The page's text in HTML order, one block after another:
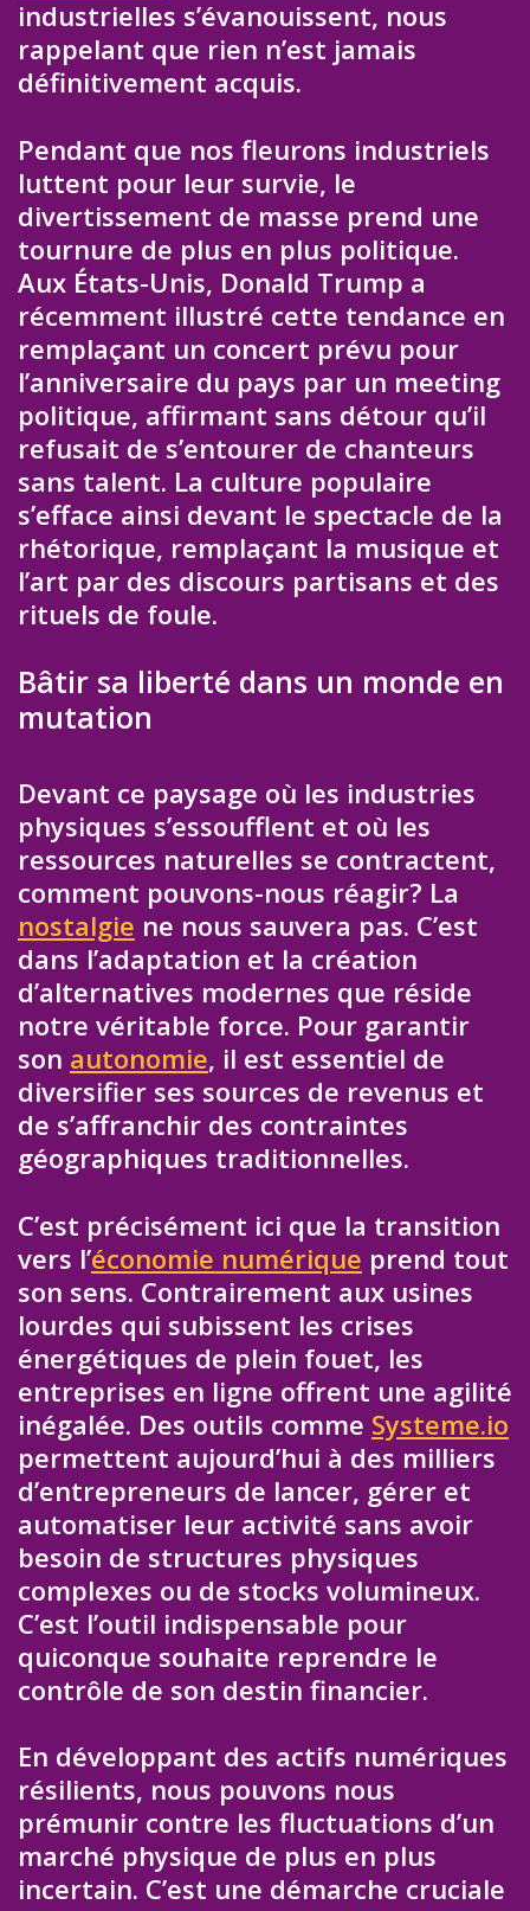
industrielles s’évanouissent, nous
rappelant que rien n’est jamais
définitivement acquis.
Pendant que nos fleurons industriels
luttent pour leur survie, le
divertissement de masse prend une
tournure de plus en plus politique.
Aux États-Unis, Donald Trump a
récemment illustré cette tendance en
remplaçant un concert prévu pour
l’anniversaire du pays par un meeting
politique, affirmant sans détour qu’il
refusait de s’entourer de chanteurs
sans talent. La culture populaire
s’efface ainsi devant le spectacle de la
rhétorique, remplaçant la musique et
l’art par des discours partisans et des
rituels de foule.
Bâtir sa liberté dans un monde en
mutation
Devant ce paysage où les industries
physiques s’essoufflent et où les
ressources naturelles se contractent,
comment pouvons-nous réagir? La
nostalgie ne nous sauvera pas. C’est
dans l’adaptation et la création
d’alternatives modernes que réside
notre véritable force. Pour garantir
son autonomie, il est essentiel de
diversifier ses sources de revenus et
de s’affranchir des contraintes
géographiques traditionnelles.
C’est précisément ici que la transition
vers l’économie numérique prend tout
son sens. Contrairement aux usines
lourdes qui subissent les crises
énergétiques de plein fouet, les
entreprises en ligne offrent une agilité
inégalée. Des outils comme Systeme.io
permettent aujourd’hui à des milliers
d’entrepreneurs de lancer, gérer et
automatiser leur activité sans avoir
besoin de structures physiques
complexes ou de stocks volumineux.
C’est l’outil indispensable pour
quiconque souhaite reprendre le
contrôle de son destin financier.
En développant des actifs numériques
résilients, nous pouvons nous
prémunir contre les fluctuations d’un
marché physique de plus en plus
incertain. C’est une démarche cruciale